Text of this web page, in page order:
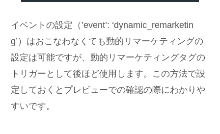
イベントの設定（’event’: ‘dynamic_remarketin
g’）はおこなわなくても動的リマーケティングの
設定は可能ですが、動的リマーケティングタグの
トリガーとして後ほど使用します。この方法で設
定しておくとプレビューでの確認の際にわかりや
すいです。